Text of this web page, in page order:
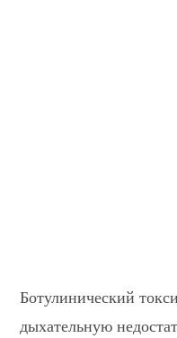
Ботулинический
дыхательную